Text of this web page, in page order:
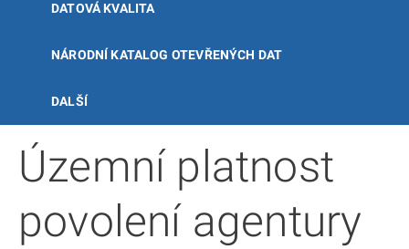
DATOVÁ KVALITA
NÁRODNÍ KATALOG OTEVŘENÝCH DAT
DALŠÍ
Územní platnost
povolení agentury